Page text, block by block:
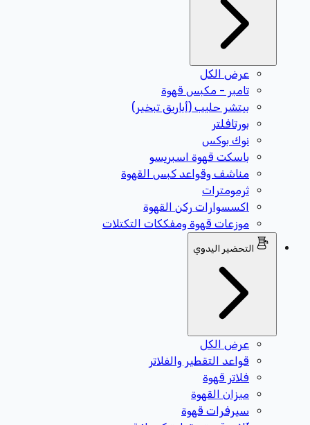
عرض الكل
تامبر - مكبس قهوة
بيتشر حليب (أباريق تبخير)
بورتافلتر
نوك بوكس
باسكت قهوة اسبريسو
مناشف وقواعد كبس القهوة
ثرمومترات
اكسسوارات ركن القهوة
موزعات قهوة ومفككات التكتلات
التحضير اليدوي
عرض الكل
قواعد التقطير والفلاتر
فلاتر قهوة
ميزان القهوة
سيرفرات قهوة